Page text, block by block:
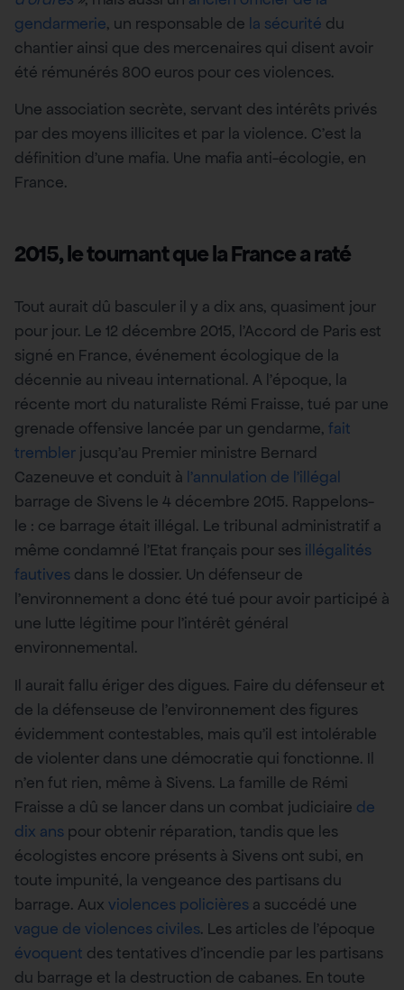
gendarmerie, un responsable de la sécurité du
chantier ainsi que des mercenaires qui disent avoir
été rémunérés 800 euros pour ces violences.
Une association secrète, servant des intérêts privés
par des moyens illicites et par la violence. C’est la
définition d’une mafia. Une mafia anti-écologie, en
France.
2015, le tournant que la France a raté
Tout aurait dû basculer il y a dix ans, quasiment jour
pour jour. Le 12 décembre 2015, l’Accord de Paris est
signé en France, événement écologique de la
décennie au niveau international. A l’époque, la
récente mort du naturaliste Rémi Fraisse, tué par une
grenade offensive lancée par un gendarme, fait
trembler jusqu’au Premier ministre Bernard
Cazeneuve et conduit à l’annulation de l’illégal
barrage de Sivens le 4 décembre 2015. Rappelons-
le : ce barrage était illégal. Le tribunal administratif a
même condamné l’Etat français pour ses illégalités
fautives dans le dossier. Un défenseur de
l’environnement a donc été tué pour avoir participé à
une lutte légitime pour l’intérêt général
environnemental.
Il aurait fallu ériger des digues. Faire du défenseur et
de la défenseuse de l’environnement des figures
évidemment contestables, mais qu’il est intolérable
de violenter dans une démocratie qui fonctionne. Il
n’en fut rien, même à Sivens. La famille de Rémi
Fraisse a dû se lancer dans un combat judiciaire de
dix ans pour obtenir réparation, tandis que les
écologistes encore présents à Sivens ont subi, en
toute impunité, la vengeance des partisans du
barrage. Aux violences policières a succédé une
vague de violences civiles. Les articles de l’époque
évoquent des tentatives d’incendie par les partisans
du barrage et la destruction de cabanes. En toute